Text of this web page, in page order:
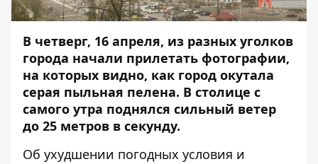
В четверг, 16 апреля, из разных уголков
города начали прилетать фотографии,
на которых видно, как город окутала
серая пыльная пелена. В столице с
самого утра поднялся сильный ветер
до 25 метров в секунду.
Об ухудшении погодных условия и